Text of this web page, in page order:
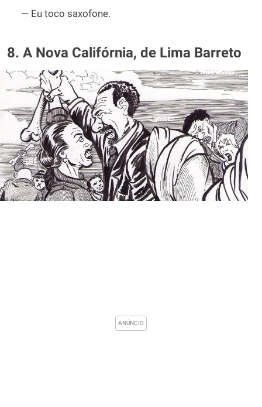
— Eu toco saxofone.
8. A Nova Califórnia, de Lima Barreto